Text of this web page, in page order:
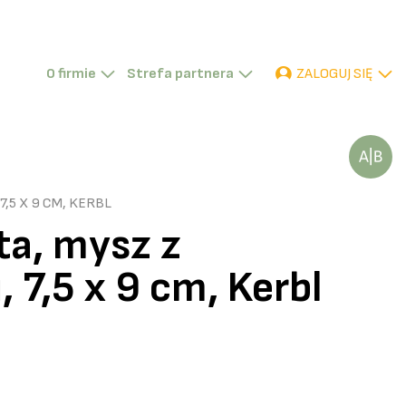
O firmie Strefa partnera ZALOGUJ SIĘ
X 9 CM, KERBL
mysz z
x 9 cm, Kerbl